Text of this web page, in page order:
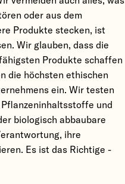
oder aus dem
Produkte stecken, ist
Wir glauben, dass die
Produkte schaffen
die höchsten ethischen
ein. Wir testen
und
biologisch abbaubare
ihre
Es ist das Richtige -